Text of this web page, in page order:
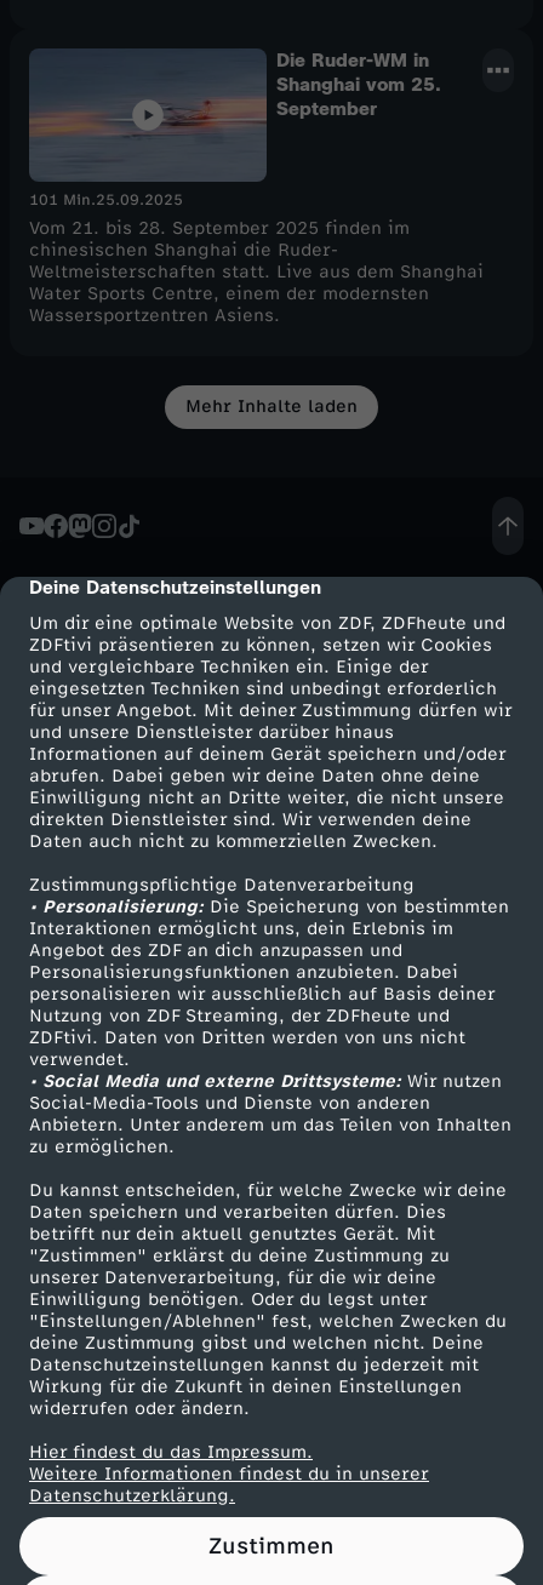
cmp-dialog-description
Deine Datenschutzeinstellungen
Um dir eine optimale Website von ZDF, ZDFheute und
ZDFtivi präsentieren zu können, setzen wir Cookies
und vergleichbare Techniken ein. Einige der
eingesetzten Techniken sind unbedingt erforderlich
für unser Angebot. Mit deiner Zustimmung dürfen wir
und unsere Dienstleister darüber hinaus
Informationen auf deinem Gerät speichern und/oder
abrufen. Dabei geben wir deine Daten ohne deine
Einwilligung nicht an Dritte weiter, die nicht unsere
direkten Dienstleister sind. Wir verwenden deine
Daten auch nicht zu kommerziellen Zwecken.
Zustimmungspflichtige Datenverarbeitung
• Personalisierung:Die Speicherung von bestimmten
Interaktionen ermöglicht uns, dein Erlebnis im
Angebot des ZDF an dich anzupassen und
Personalisierungsfunktionen anzubieten. Dabei
personalisieren wir ausschließlich auf Basis deiner
Nutzung von ZDF Streaming, der ZDFheute und
ZDFtivi. Daten von Dritten werden von uns nicht
verwendet.
• Social Media und externe Drittsysteme:Wir nutzen
Social-Media-Tools und Dienste von anderen
Anbietern. Unter anderem um das Teilen von Inhalten
zu ermöglichen.
Du kannst entscheiden, für welche Zwecke wir deine
Daten speichern und verarbeiten dürfen. Dies
betrifft nur dein aktuell genutztes Gerät. Mit
"Zustimmen" erklärst du deine Zustimmung zu
unserer Datenverarbeitung, für die wir deine
Einwilligung benötigen. Oder du legst unter
"Einstellungen/Ablehnen" fest, welchen Zwecken du
deine Zustimmung gibst und welchen nicht. Deine
Datenschutzeinstellungen kannst du jederzeit mit
Wirkung für die Zukunft in deinen Einstellungen
widerrufen oder ändern.
Hier findest du das Impressum.
Weitere Informationen findest du in unserer
Datenschutzerklärung.
Zustimmen
Die Ruder-WM in
Shanghai vom 25.
September
101 Min.25.09.2025
Vom 21. bis 28. September 2025 finden im
chinesischen Shanghai die Ruder-
Weltmeisterschaften statt. Live aus dem Shanghai
Water Sports Centre, einem der modernsten
Wassersportzentren Asiens.
Mehr Inhalte laden
Mehr ZDF
ZDF-Apps
Smart TV
ZDFtext
Livestreams
Sendungen A-Z
TV-Programm
Service
ZDFmitreden
Kontakt zum ZDF
Tickets
Zuschauerservice
Hilfe
ZDF Unternehmen
Karriere
ZDF goes Schule
Werbefernsehen
Mainzelmännchen
Partner